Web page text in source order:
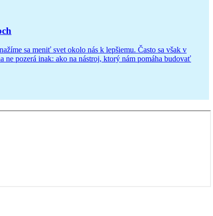
sa meniť svet okolo nás k lepšiemu. Často sa však v
pozerá inak: ako na nástroj, ktorý nám pomáha budovať